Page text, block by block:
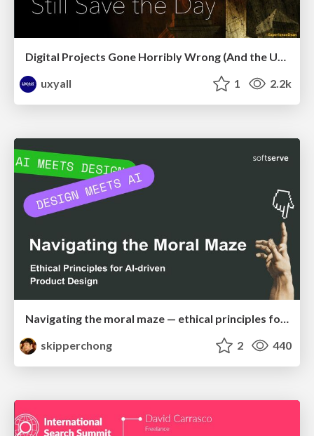
Digital Projects Gone Horribly Wrong (And the UX Pros Who Still Save the Day) - Dean Schuster
uxyall
1 2.2k
Navigating the moral maze — ethical principles for Al-driven product design
skipperchong
2 440